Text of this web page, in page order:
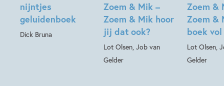
nijntjes
geluidenboek
Dick Bruna
Zoem & Mik –
Zoem & Mik hoor
jij dat ook?
Lot Olsen, Job van
Gelder
Zoem &
Zoem &
boek
Lot Olsen,
Gelder